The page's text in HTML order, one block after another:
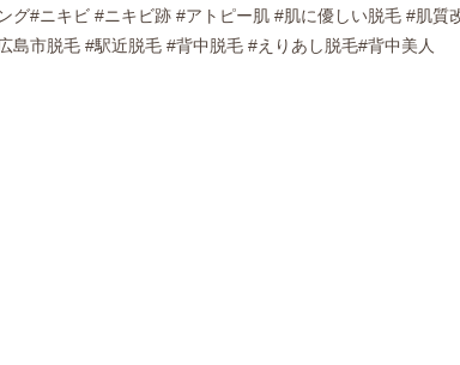
グ#ニキビ #ニキビ跡 #アトピー肌 #肌に優しい脱毛 #肌質
島市脱毛 #駅近脱毛 #背中脱毛 #えりあし脱毛#背中美人